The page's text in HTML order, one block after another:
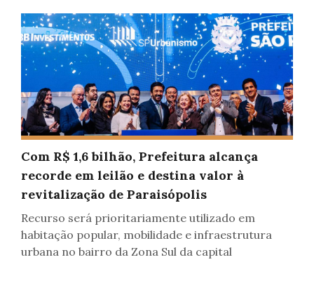
Com R$ 1,6 bilhão, Prefeitura alcança
recorde em leilão e destina valor à
revitalização de Paraisópolis
Recurso será prioritariamente utilizado em
habitação popular, mobilidade e infraestrutura
urbana no bairro da Zona Sul da capital